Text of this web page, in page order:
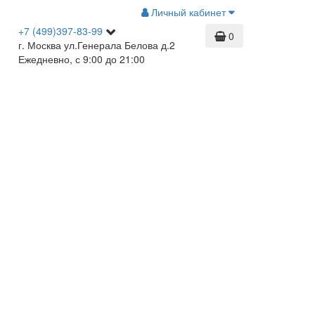
Личный кабинет
+7 (499)397-83-99
г. Москва ул.Генерала Белова д.2
Ежедневно, с 9:00 до 21:00
0